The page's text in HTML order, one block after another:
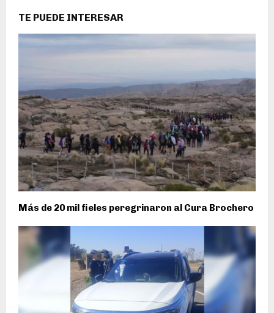
TE PUEDE INTERESAR
Más de 20 mil fieles peregrinaron al Cura Brochero